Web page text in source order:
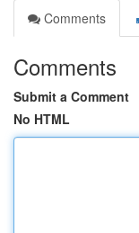
Comments
Comments
Submit a Comment
No HTML